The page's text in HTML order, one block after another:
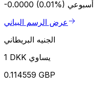
-0.0000 (0.01%) أسبوعي
عرض الرسم البياني
الجنيه البريطاني
1 DKK يساوي
0.114559 GBP